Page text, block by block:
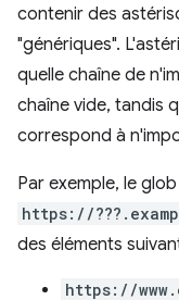
contenir des
"génériques".
quelle chaîne de
chaîne vide, tandis
correspond à
Par exemple, le glob
https://
des éléments
https://